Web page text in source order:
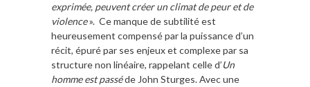
exprimée, peuvent créer un climat de peur et de
violence». Ce manque de subtilité est
heureusement compensé par la puissance d’un
récit, épuré par ses enjeux et complexe par sa
structure non linéaire, rappelant celle d’Un
homme est passéde John Sturges. Avec une